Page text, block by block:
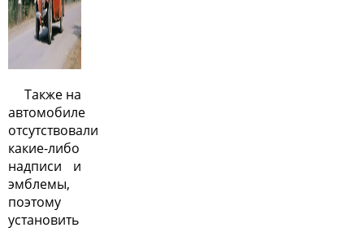
Также на
автомобиле
отсутствовали
какие-либо
надписи и
эмблемы,
поэтому
установить